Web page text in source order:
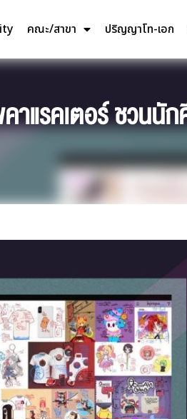
คณะ/สาขา ปริญญาโท-เอก
แรคเตอร์ ชวนนั